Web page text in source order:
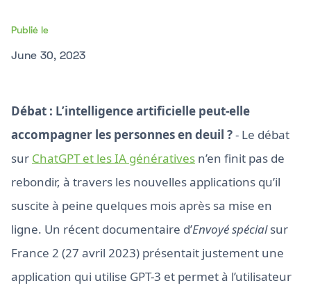
Publié le
June 30, 2023
Débat : L’intelligence artificielle peut-elle
accompagner les personnes en deuil ?- Le débat
sur ChatGPT et les IA génératives n’en finit pas de
rebondir, à travers les nouvelles applications qu’il
suscite à peine quelques mois après sa mise en
ligne. Un récent documentaire d’Envoyé spécialsur
France 2 (27 avril 2023) présentait justement une
application qui utilise GPT-3 et permet à l’utilisateur